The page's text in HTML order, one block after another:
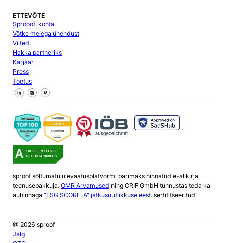
ETTEVÕTE
Sprooofi kohta
Võtke meiega ühendust
Viited
Hakka partneriks
Karjäär
Press
Toetus
Jälgi meid Facebookis
Jälgi meid X
Jälgi meid LinkedInis
sproof sõltumatu ülevaatusplatvormi parimaks hinnatud e-allkirja
teenusepakkuja. OMR Arvamused ning CRIF GmbH tunnustas teda ka
auhinnaga "ESG SCORE: A" jätkusuutlikkuse eest.sertifitseeritud.
@ 2026 sproof
Jälg